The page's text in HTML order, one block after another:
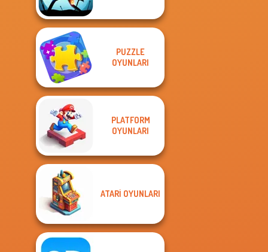
PUZZLE
OYUNLARI
PLATFORM
OYUNLARI
ATARI OYUNLARI